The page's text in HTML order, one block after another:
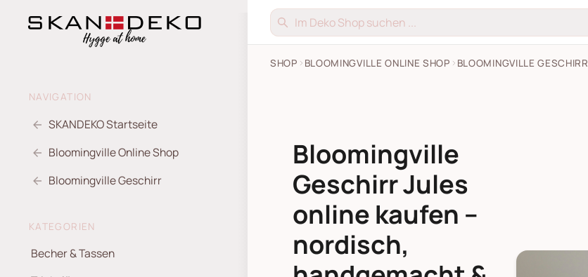
NAVIGATION
SKANDEKO Startseite
Bloomingville Online Shop
Bloomingville Geschirr
KATEGORIEN
Becher & Tassen
SHOP BLOOMINGVILLE ONLINE SHOP BLOOMINGVILLE GESCHIRR
Bloomingville
Geschirr Jules
online kaufen –
nordisch,